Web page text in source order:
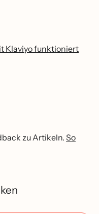
Klaviyo funktioniert
zu Artikeln. So